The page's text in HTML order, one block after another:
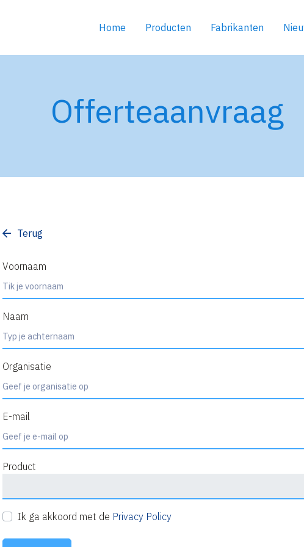
Home Producten Fabrikanten
Offerteaanvraag
Terug
Voornaam
Naam
Organisatie
E-mail
Product
Ik ga akkoord met de Privacy Policy